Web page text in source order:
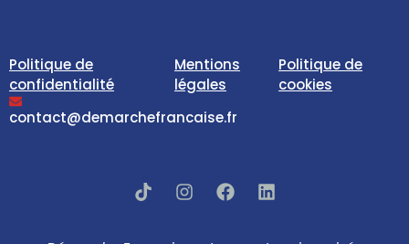
Politique de
confidentialité
Mentions
légales
Politique de
cookies
contact@demarchefrancaise.fr